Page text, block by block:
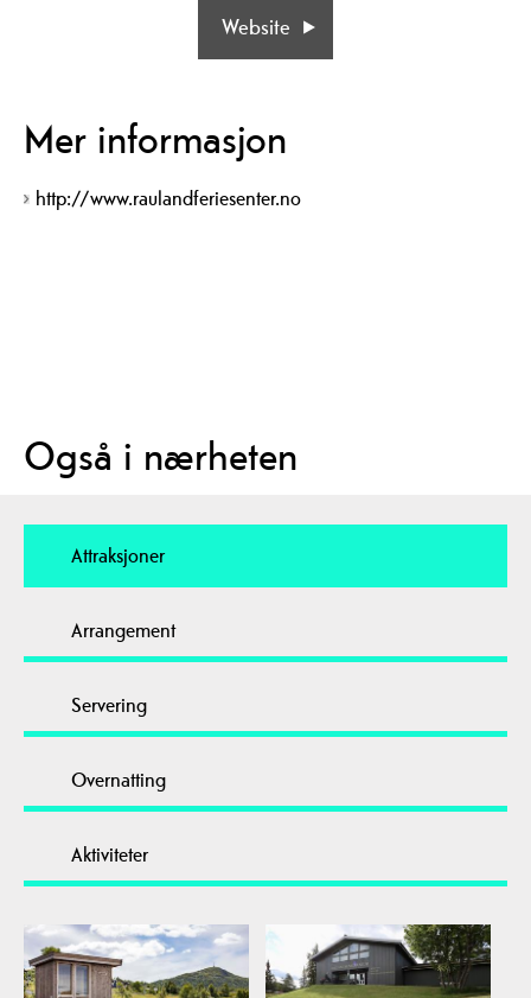
Website
Mer informasjon
http://www.raulandferiesenter.no
Også i nærheten
Attraksjoner
Arrangement
Servering
Overnatting
Aktiviteter